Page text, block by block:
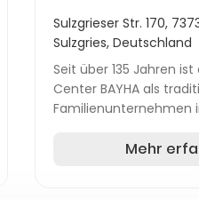
Sulzgrieser Str. 170,
Sulzgries, Deutschland
Seit über 135 Jahren
Center BAYHA als
Familienunternehmen
Standorten im Raum
Mehr